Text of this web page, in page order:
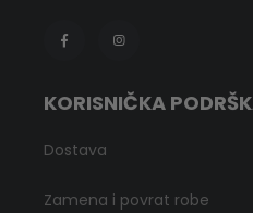
KORISNIČKA
Dostava
Zamena i povrat robe